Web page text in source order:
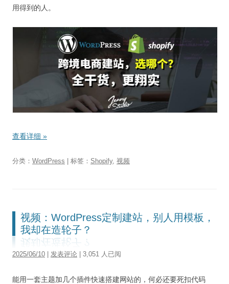
用得到的人。
查看详细 »
分类： WordPress | 标签： Shopify, 视频
视频：WordPress定制建站，别人用模板，
我却在造轮子？
2025/06/10 发表评论 | 3,051 人已阅
能用一套主题加几个插件快速搭建网站的，何必还要死扣代码